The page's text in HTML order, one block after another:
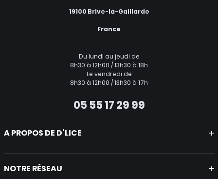
19100 Brive-la-Gaillarde
France
Du lundi au jeudi de
8h30 à 12h00 / 13h30 à 18h
Le vendredi de
8h30 à 12h00 / 13h30 à 17h
05 55 17 29 99
A PROPOS DE D’LICE
Mentions légales
Politique de protection des données
NOTRE RÉSEAU